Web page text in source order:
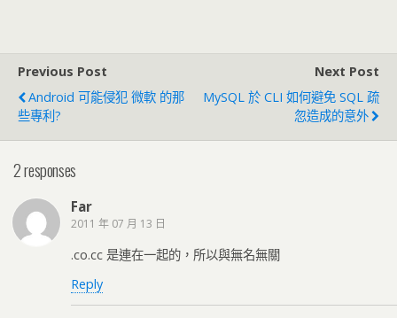
Previous Post
Android 可能侵犯 微軟 的那
些專利?
Next Post
MySQL 於 CLI 如何避免 SQL 疏
忽造成的意外
2 responses
Far
2011 年 07 月 13 日
.co.cc 是連在一起的，所以與無名無關
Reply